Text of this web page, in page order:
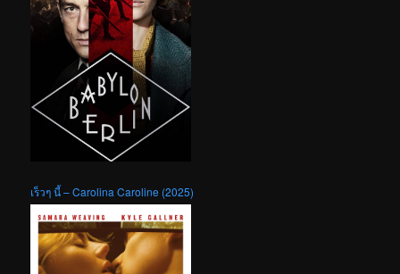
เร็วๆ นี้ – Carolina Caroline (2025)